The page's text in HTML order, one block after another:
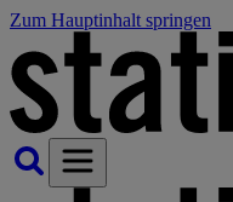
Zum Hauptinhalt springen